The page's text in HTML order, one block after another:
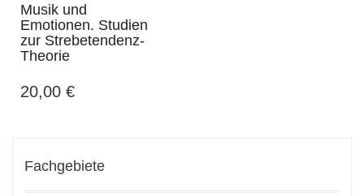
Musik und
Emotionen. Studien
zur Strebetendenz-
Theorie
20,00 €
Fachgebiete